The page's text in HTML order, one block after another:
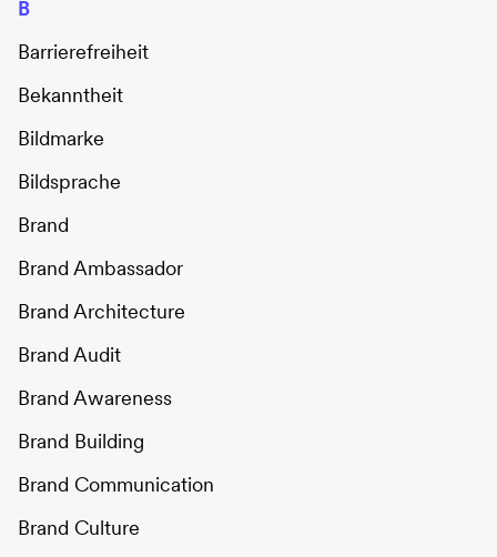
B
Barrierefreiheit
Bekanntheit
Bildmarke
Bildsprache
Brand
Brand Ambassador
Brand Architecture
Brand Audit
Brand Awareness
Brand Building
Brand Communication
Brand Culture